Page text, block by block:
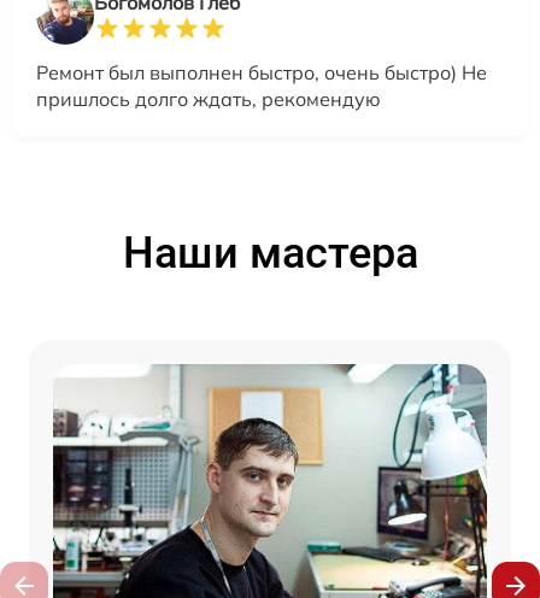
Ремонт был выполнен быстро, очень быстро) Не
пришлось долго ждать, рекомендую
Наши мастера